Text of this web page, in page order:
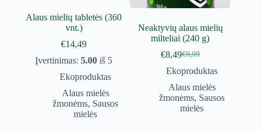
Alaus mielių tabletės (360
vnt.)
€14,49
Įvertinimas:5.00 iš 5
Ekoproduktas
Alaus mielės
žmonėms, Sausos
mielės
Neaktyvių alaus mielių
milteliai (240 g)
€9,99
Original
price
€9,99.
€8,49Current
price
€8,49.
Ekoproduktas
Alaus mielės
žmonėms, Sausos
mielės